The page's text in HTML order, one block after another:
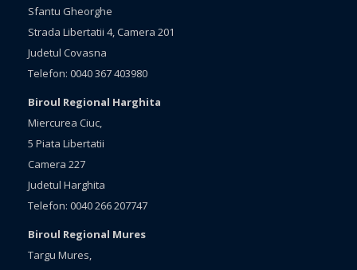
Sfantu Gheorghe
Strada Libertatii 4, Camera 201
Judetul Covasna
Telefon: 0040 367 403980
Biroul Regional Harghita
Miercurea Ciuc,
5 Piata Libertatii
Camera 227
Judetul Harghita
Telefon: 0040 266 207747
Biroul Regional Mures
Targu Mures,